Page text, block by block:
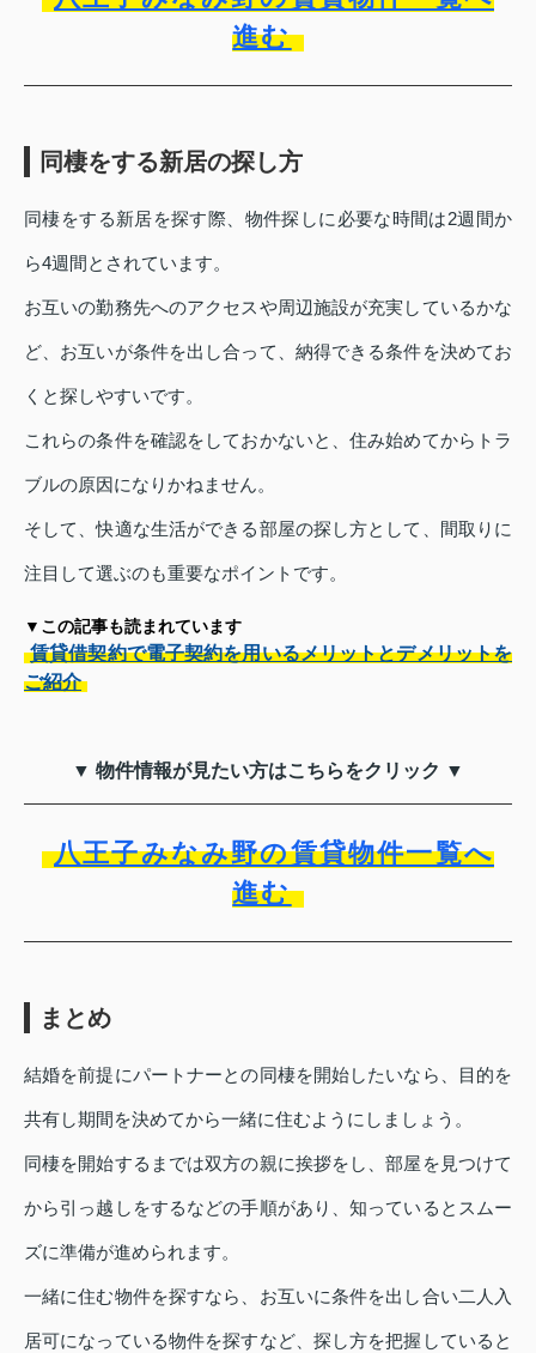
進む
同棲をする新居の探し方
同棲をする新居を探す際、物件探しに必要な時間は2週間か
ら4週間とされています。
お互いの勤務先へのアクセスや周辺施設が充実しているかな
ど、お互いが条件を出し合って、納得できる条件を決めてお
くと探しやすいです。
これらの条件を確認をしておかないと、住み始めてからトラ
ブルの原因になりかねません。
そして、快適な生活ができる部屋の探し方として、間取りに
注目して選ぶのも重要なポイントです。
▼この記事も読まれています
賃貸借契約で電子契約を用いるメリットとデメリットを
ご紹介
▼ 物件情報が見たい方はこちらをクリック ▼
八王子みなみ野の賃貸物件一覧へ
進む
まとめ
結婚を前提にパートナーとの同棲を開始したいなら、目的を
共有し期間を決めてから一緒に住むようにしましょう。
同棲を開始するまでは双方の親に挨拶をし、部屋を見つけて
から引っ越しをするなどの手順があり、知っているとスムー
ズに準備が進められます。
一緒に住む物件を探すなら、お互いに条件を出し合い二人入
居可になっている物件を探すなど、探し方を把握していると